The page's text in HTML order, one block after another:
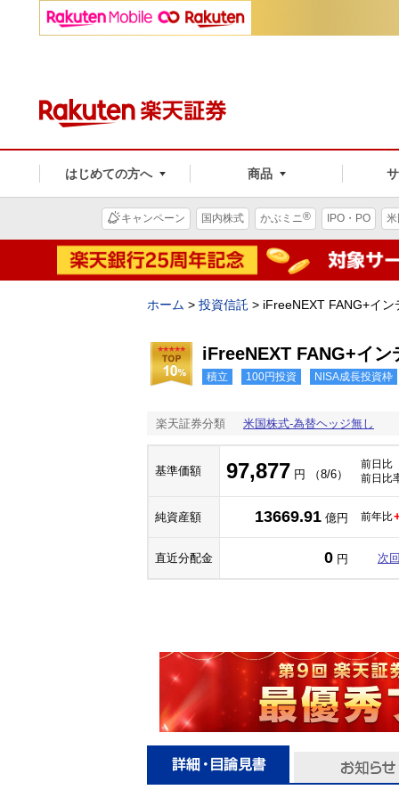
はじめての方へ 商品
キャンペーン 国内株式 かぶミニ® IPO・PO
ホーム > 投資信託 > iFreeNEXT FANG+イン
iFreeNEXT FANG+イン
積立 100円投資 NISA成長投資枠
楽天証券分類 米国株式-為替ヘッジ無し
基準価額 97,877 円 （8/6）
前日比
前日比
純資産額 13669.91 億円 前年比
直近分配金 0 円 次